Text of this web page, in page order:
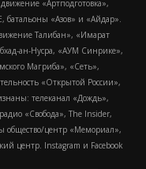
«Артподготовка»,
батальоны «Азов» и «Айдар».
Талибан», «Имарат
ан-Нусра, «АУМ Синрике»,
Магриба», «Сеть»,
«Открытой России»,
телеканал «Дождь»,
«Свобода», The Insider,
центр «Мемориал»,
центр. Instagram и Facebook